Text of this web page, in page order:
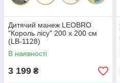
Дитячий манеж LEOBRO
"Король лісу" 200 x 200 см
(LB-1128)
В наявності
3 199 ₴